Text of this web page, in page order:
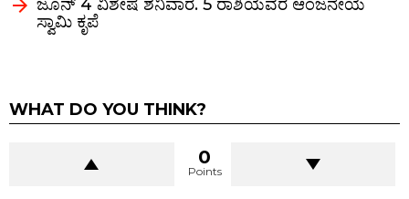
ಜೂನ್ 4 ವಿಶೇಷ ಶನಿವಾರ. 5 ರಾಶಿಯವರ ಆಂಜನೇಯ
ಸ್ವಾಮಿ ಕೃಪೆ
WHAT DO YOU THINK?
0
Points